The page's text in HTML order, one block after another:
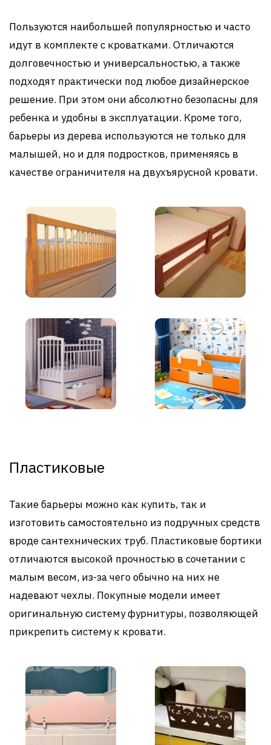
Пользуются наибольшей популярностью и часто
идут в комплекте с кроватками. Отличаются
долговечностью и универсальностью, а также
подходят практически под любое дизайнерское
решение. При этом они абсолютно безопасны для
ребенка и удобны в эксплуатации. Кроме того,
барьеры из дерева используются не только для
малышей, но и для подростков, применяясь в
качестве ограничителя на двухъярусной кровати.
Пластиковые
Такие барьеры можно как купить, так и
изготовить самостоятельно из подручных средств
вроде сантехнических труб. Пластиковые бортики
отличаются высокой прочностью в сочетании с
малым весом, из-за чего обычно на них не
надевают чехлы. Покупные модели имеет
оригинальную систему фурнитуры, позволяющей
прикрепить систему к кровати.